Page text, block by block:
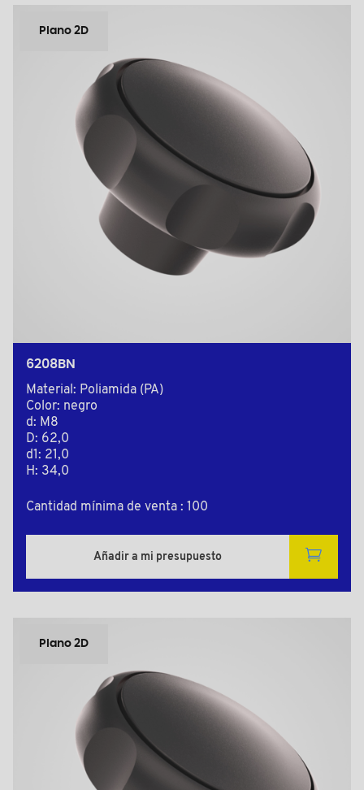
Plano 2D
6208BN
Material: Poliamida (PA)
Color: negro
d: M8
D: 62,0
d1: 21,0
H: 34,0
Cantidad mínima de venta : 100
Añadir a mi presupuesto
Plano 2D